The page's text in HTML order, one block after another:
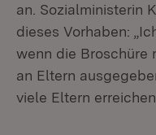
an. Sozialministerin
dieses Vorhaben:
wenn die Broschüre
an Eltern
viele Eltern